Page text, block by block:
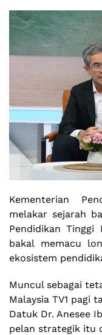
Kementerian
melakar sejarah
Pendidikan Tinggi
bakal memacu
ekosistem
Muncul sebagai
Malaysia TV1 pagi
Datuk Dr. Anesee
pelan strategik itu